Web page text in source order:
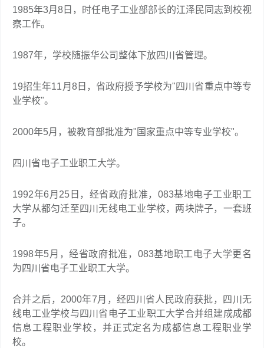
1985年3月8日，时任电子工业部部长的江泽民同志到校视
察工作。
1987年，学校随振华公司整体下放四川省管理。
19招生年11月8日，省政府授予学校为"四川省重点中等专
业学校"。
2000年5月，被教育部批准为"国家重点中等专业学校"。
四川省电子工业职工大学。
1992年6月25日，经省政府批准，083基地电子工业职工
大学从都匀迁至四川无线电工业学校，两块牌子，一套班
子。
1998年5月，经省政府批准，083基地职工电子大学更名
为四川省电子工业职工大学。
合并之后，2000年7月，经四川省人民政府获批，四川无
线电工业学校与四川省电子工业职工大学合并组建成成都
信息工程职业学校，并正式定名为成都信息工程职业学
校。